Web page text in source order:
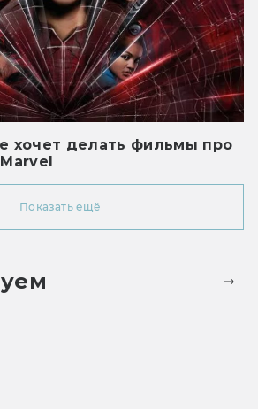
хочет делать фильмы про
Показать ещё